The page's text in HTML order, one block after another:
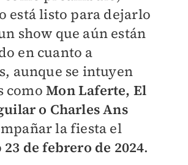
está listo para dejarlo
show que aún están
en cuanto a
aunque se intuyen
comoMon Laferte, El
o Charles Ans
la fiesta el
23 de febrero de 2024.